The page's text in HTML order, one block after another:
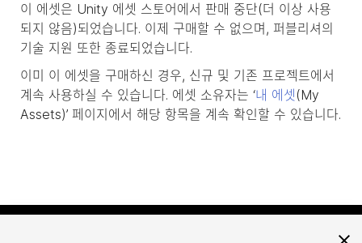
이 에셋은 Unity 에셋 스토어에서 판매 중단(더 이상 사용
되지 않음)되었습니다. 이제 구매할 수 없으며, 퍼블리셔의
기술 지원 또한 종료되었습니다.
이미 이 에셋을 구매하신 경우, 신규 및 기존 프로젝트에서
계속 사용하실 수 있습니다. 에셋 소유자는 ‘내 에셋 (My
Assets)’ 페이지에서 해당 항목을 계속 확인할 수 있습니다.